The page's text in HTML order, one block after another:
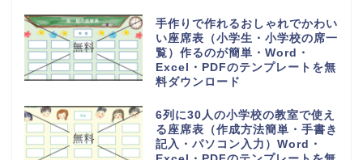
手作りで作れるおしゃれでかわい
い座席表（小学生・小学校の席一
覧）作るのが簡単・Word・
Excel・PDFのテンプレートを無
料ダウンロード
6列に30人の小学校の教室で使え
る座席表（作成方法簡単・手書き
記入・パソコン入力）Word・